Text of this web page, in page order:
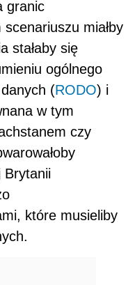
granic
miałby
stałaby się
ogólnego
(RODO) i
w tym
czy
Brytanii
które musieliby